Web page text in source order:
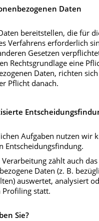
Daten
bereitstellen, die für
Verfahrens erforderlich
Gesetzen
Rechtsgrundlage eine
Daten, richten
Pflicht danach.
Aufgaben nutzen wir
Entscheidungsfindung.
zählt auch das
Daten (z. B.
auswertet, analysiert
Profiling statt.
Sie?